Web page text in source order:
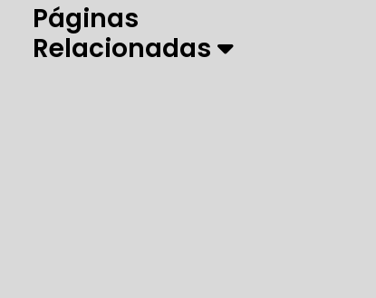
Páginas
Relacionadas